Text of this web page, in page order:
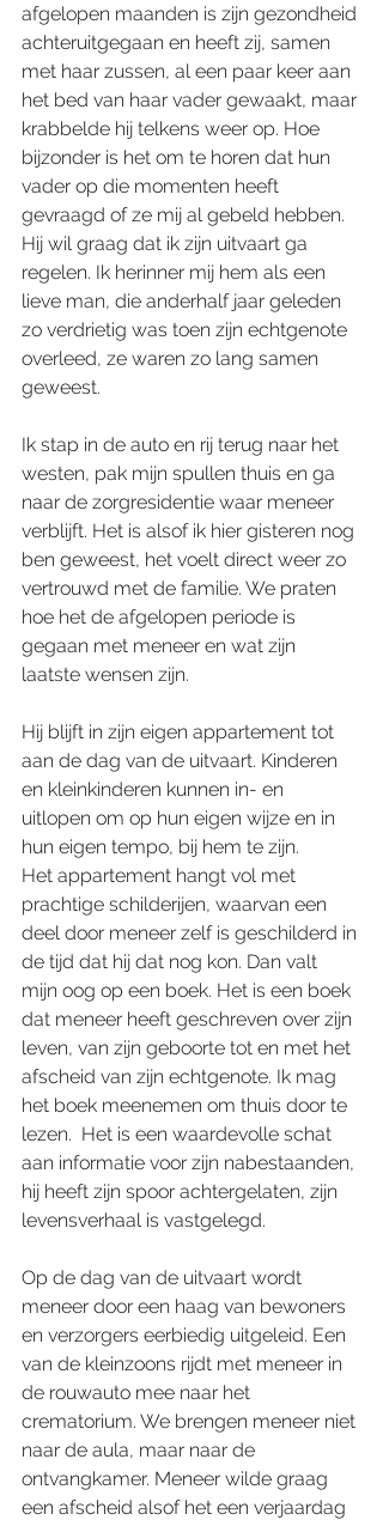
afgelopen maanden is zijn gezondheid
achteruitgegaan en heeft zij, samen
met haar zussen, al een paar keer aan
het bed van haar vader gewaakt, maar
krabbelde hij telkens weer op. Hoe
bijzonder is het om te horen dat hun
vader op die momenten heeft
gevraagd of ze mij al gebeld hebben.
Hij wil graag dat ik zijn uitvaart ga
regelen. Ik herinner mij hem als een
lieve man, die anderhalf jaar geleden
zo verdrietig was toen zijn echtgenote
overleed, ze waren zo lang samen
geweest.
Ik stap in de auto en rij terug naar het
westen, pak mijn spullen thuis en ga
naar de zorgresidentie waar meneer
verblijft. Het is alsof ik hier gisteren nog
ben geweest, het voelt direct weer zo
vertrouwd met de familie. We praten
hoe het de afgelopen periode is
gegaan met meneer en wat zijn
laatste wensen zijn.
Hij blijft in zijn eigen appartement tot
aan de dag van de uitvaart. Kinderen
en kleinkinderen kunnen in- en
uitlopen om op hun eigen wijze en in
hun eigen tempo, bij hem te zijn.
Het appartement hangt vol met
prachtige schilderijen, waarvan een
deel door meneer zelf is geschilderd in
de tijd dat hij dat nog kon. Dan valt
mijn oog op een boek. Het is een boek
dat meneer heeft geschreven over zijn
leven, van zijn geboorte tot en met het
afscheid van zijn echtgenote. Ik mag
het boek meenemen om thuis door te
lezen.  Het is een waardevolle schat
aan informatie voor zijn nabestaanden,
hij heeft zijn spoor achtergelaten, zijn
levensverhaal is vastgelegd.
Op de dag van de uitvaart wordt
meneer door een haag van bewoners
en verzorgers eerbiedig uitgeleid. Een
van de kleinzoons rijdt met meneer in
de rouwauto mee naar het
crematorium. We brengen meneer niet
naar de aula, maar naar de
ontvangkamer. Meneer wilde graag
een afscheid alsof het een verjaardag